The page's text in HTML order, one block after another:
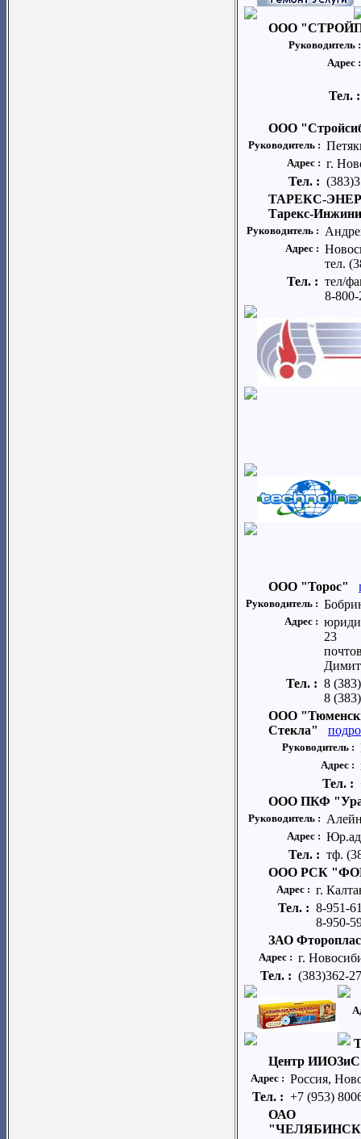
ООО
Руководитель
Адрес
Тел.
ООО
Руководитель :
Адрес : г.
Тел. :
ТАРЕКС-
Тарекс-
Руководитель :
Адрес :
тел.
Тел. : тел/
8-800-
ООО "Торос"
Руководитель :
Адрес :
23
Тел. : 8
8
ООО
Стекла"
Руководитель :
Адрес :
Тел. :
ООО ПКФ
Руководитель :
Адрес :
Тел. : тф.
ООО РСК
Адрес : г.
Тел. : 8-951-
8-950-
ЗАО
Адрес : г.
Тел. : (383)362-
Центр ИИОЗиС
Адрес : Россия,
Тел. : +7 (953)
ОАО